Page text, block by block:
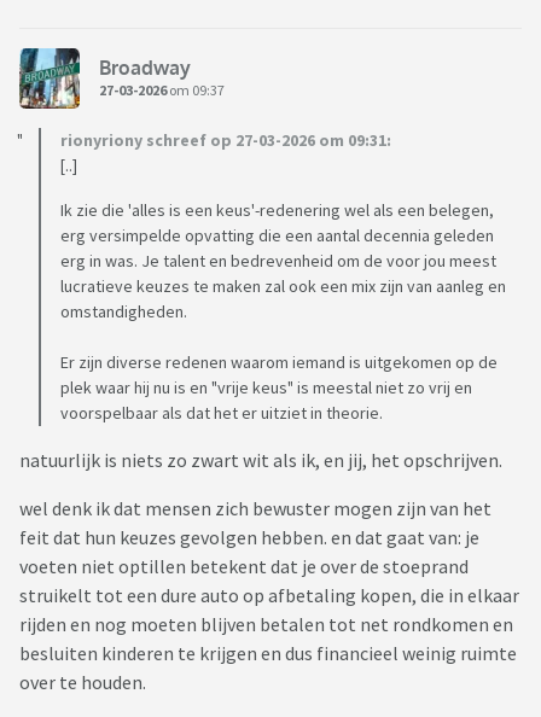
Broadway
27-03-2026om 09:37
rionyriony schreef op 27-03-2026 om 09:31:
[..]
Ik zie die 'alles is een keus'-redenering wel als een belegen,
erg versimpelde opvatting die een aantal decennia geleden
erg in was. Je talent en bedrevenheid om de voor jou meest
lucratieve keuzes te maken zal ook een mix zijn van aanleg en
omstandigheden.
Er zijn diverse redenen waarom iemand is uitgekomen op de
plek waar hij nu is en "vrije keus" is meestal niet zo vrij en
voorspelbaar als dat het er uitziet in theorie.
natuurlijk is niets zo zwart wit als ik, en jij, het opschrijven.
wel denk ik dat mensen zich bewuster mogen zijn van het
feit dat hun keuzes gevolgen hebben. en dat gaat van: je
voeten niet optillen betekent dat je over de stoeprand
struikelt tot een dure auto op afbetaling kopen, die in elkaar
rijden en nog moeten blijven betalen tot net rondkomen en
besluiten kinderen te krijgen en dus financieel weinig ruimte
over te houden.